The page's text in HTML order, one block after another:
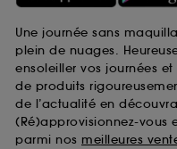
Une journée sans
plein de nuages.
ensoleiller vos journées
de produits
de l’actualité en
(Ré)approvisionnez-vous
parmi nos meilleures